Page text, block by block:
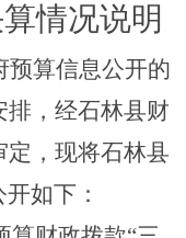
情况说明
预算信息公开的
排，经石林县财
，现将石林县
如下：